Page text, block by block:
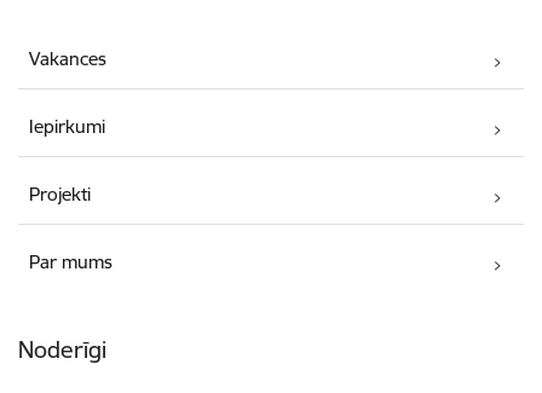
Vakances
Iepirkumi
Projekti
Par mums
Noderīgi